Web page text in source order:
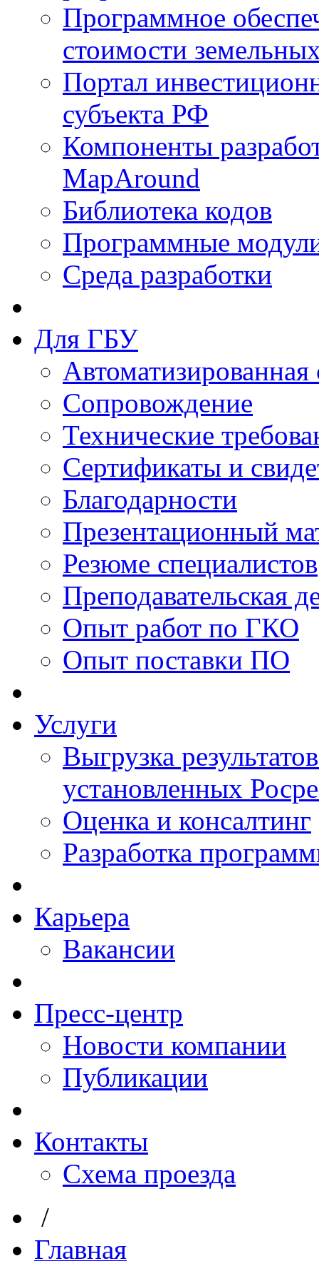
Программное
стоимости
Портал
субъекта РФ
Компоненты
MapAround
Библиотека кодов
Программные
Среда разработки
Для ГБУ
Сопровождение
Технические
Сертификаты и
Благодарности
Презентационный
Резюме специалистов
Преподавательская
Опыт работ по ГКО
Опыт поставки ПО
Услуги
Выгрузка
установленных
Оценка и консалтинг
Разработка
Карьера
Вакансии
Пресс-центр
Новости компании
Публикации
Контакты
Схема проезда
/
Главная